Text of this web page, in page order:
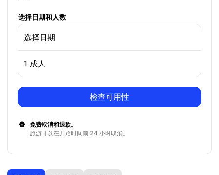
选择日期和人数
选择日期
1 成人
检查可用性
免费取消和退款。
旅游可以在开始时间前 24 小时取消。